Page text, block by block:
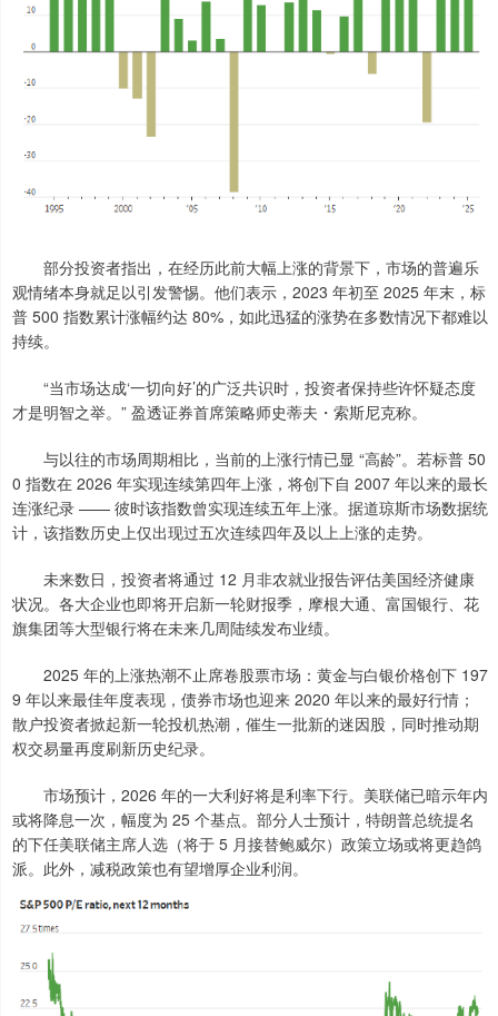
部分投资者指出，在经历此前大幅上涨的背景下，市场的普遍乐
观情绪本身就足以引发警惕。他们表示，2023 年初至 2025 年末，标
普 500 指数累计涨幅约达 80%，如此迅猛的涨势在多数情况下都难以
持续。
“当市场达成‘一切向好’的广泛共识时，投资者保持些许怀疑态度
才是明智之举。” 盈透证券首席策略师史蒂夫・索斯尼克称。
与以往的市场周期相比，当前的上涨行情已显 “高龄”。若标普 50
0 指数在 2026 年实现连续第四年上涨，将创下自 2007 年以来的最长
连涨纪录 —— 彼时该指数曾实现连续五年上涨。据道琼斯市场数据统
计，该指数历史上仅出现过五次连续四年及以上上涨的走势。
未来数日，投资者将通过 12 月非农就业报告评估美国经济健康
状况。各大企业也即将开启新一轮财报季，摩根大通、富国银行、花
旗集团等大型银行将在未来几周陆续发布业绩。
2025 年的上涨热潮不止席卷股票市场：黄金与白银价格创下 197
9 年以来最佳年度表现，债券市场也迎来 2020 年以来的最好行情；
散户投资者掀起新一轮投机热潮，催生一批新的迷因股，同时推动期
权交易量再度刷新历史纪录。
市场预计，2026 年的一大利好将是利率下行。美联储已暗示年内
或将降息一次，幅度为 25 个基点。部分人士预计，特朗普总统提名
的下任美联储主席人选（将于 5 月接替鲍威尔）政策立场或将更趋鸽
派。此外，减税政策也有望增厚企业利润。